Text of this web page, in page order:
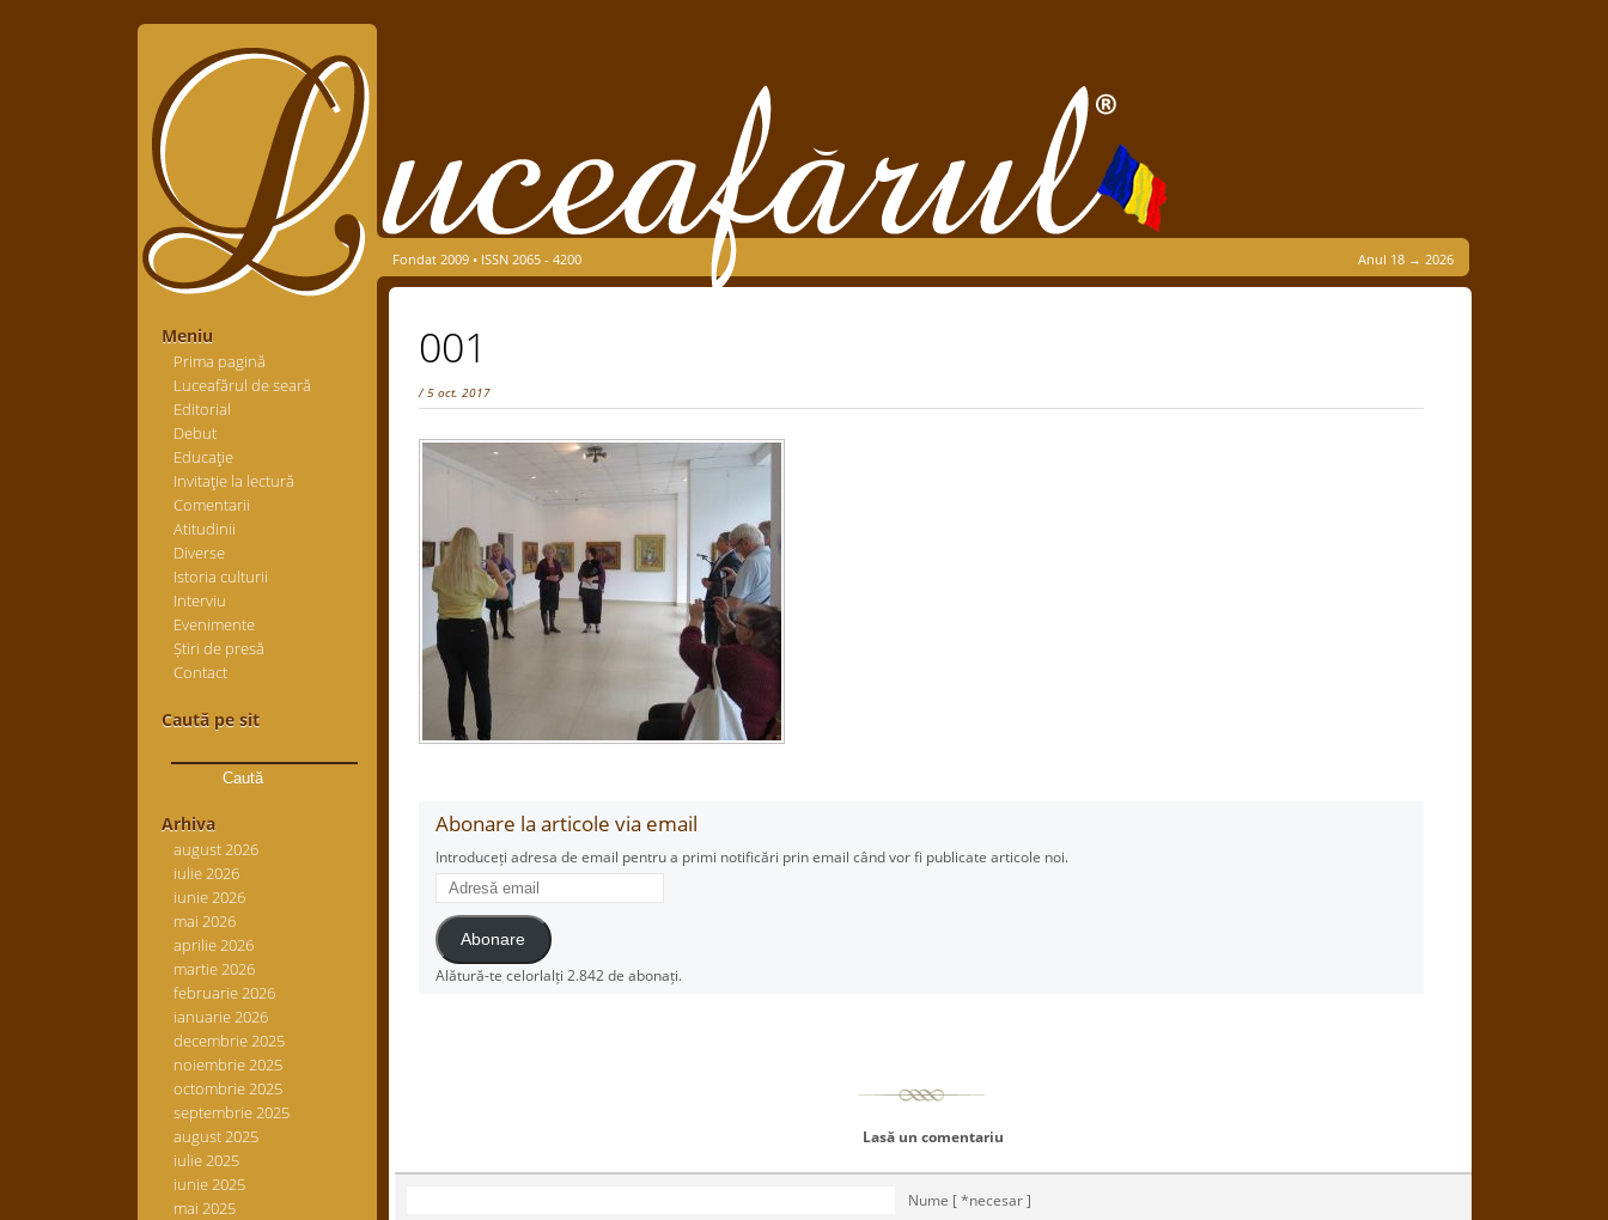
Meniu
Prima pagină
Luceafărul de seară
Editorial
Debut
Educaţie
Invitaţie la lectură
Comentarii
Atitudinii
Diverse
Istoria culturii
Interviu
Evenimente
Știri de presă
Contact
Caută pe sit
după:
Arhiva
august 2026
iulie 2026
iunie 2026
mai 2026
aprilie 2026
martie 2026
februarie 2026
ianuarie 2026
decembrie 2025
noiembrie 2025
octombrie 2025
septembrie 2025
august 2025
iulie 2025
iunie 2025
mai 2025
Fondat 2009 • ISSN 2065 - 4200 Anul 18 → 2026
001
/ 5 oct. 2017
Abonare la articole via email
Introduceți adresa de email pentru a primi notificări prin email când vor fi publicate articole noi.
Adresă
email
Abonare
Alătură-te celorlalți 2.842 de abonați.
Lasă un comentariu
Nume [ *necesar ]